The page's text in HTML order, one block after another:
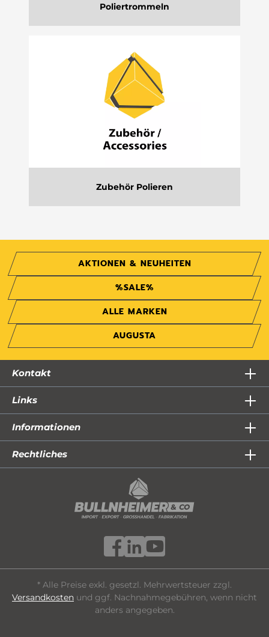
Poliertrommeln
Zubehör Polieren
AKTIONEN & NEUHEITEN
%SALE%
ALLE MARKEN
AUGUSTA
Kontakt
Links
Informationen
Rechtliches
* Alle Preise exkl. gesetzl. Mehrwertsteuer zzgl.
Versandkosten und ggf. Nachnahmegebühren, wenn nicht
anders angegeben.